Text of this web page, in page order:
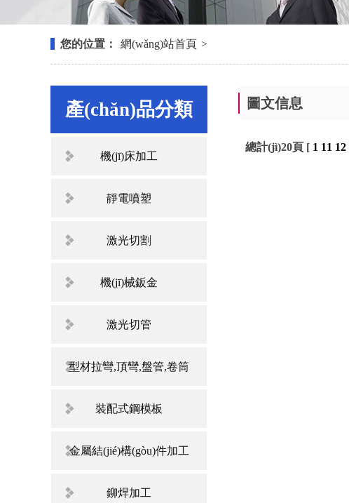
您的位置： 網(wǎng)站首頁 >
產(chǎn)品分類
機(jī)床加工
靜電噴塑
激光切割
機(jī)械鈑金
激光切管
型材拉彎,頂彎,盤管,卷筒
裝配式鋼模板
金屬結(jié)構(gòu)件加工
鉚焊加工
圖文信息
總計(jì)20頁 [ 1 11 12